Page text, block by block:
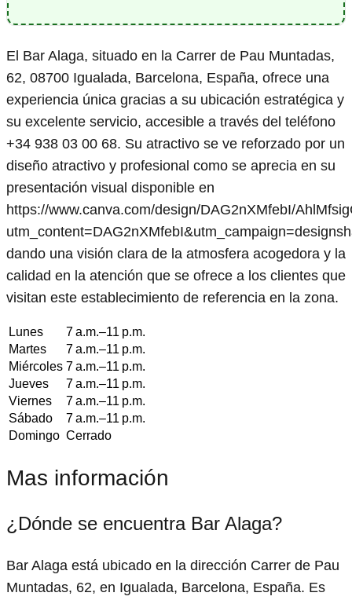
El Bar Alaga, situado en la Carrer de Pau Muntadas,
62, 08700 Igualada, Barcelona, España, ofrece una
experiencia única gracias a su ubicación estratégica y
su excelente servicio, accesible a través del teléfono
+34 938 03 00 68. Su atractivo se ve reforzado por un
diseño atractivo y profesional como se aprecia en su
presentación visual disponible en
https://www.canva.com/design/DAG2nXMfebI/
dando una visión clara de la atmosfera acogedora y la
calidad en la atención que se ofrece a los clientes que
visitan este establecimiento de referencia en la zona.
Lunes
7 a.m.–11 p.m.
Martes
7 a.m.–11 p.m.
Miércoles 7 a.m.–11 p.m.
Jueves
7 a.m.–11 p.m.
Viernes
7 a.m.–11 p.m.
Sábado
7 a.m.–11 p.m.
Domingo Cerrado
Mas información
¿Dónde se encuentra Bar Alaga?
Bar Alaga está ubicado en la dirección Carrer de Pau
Muntadas, 62, en Igualada, Barcelona, España. Es